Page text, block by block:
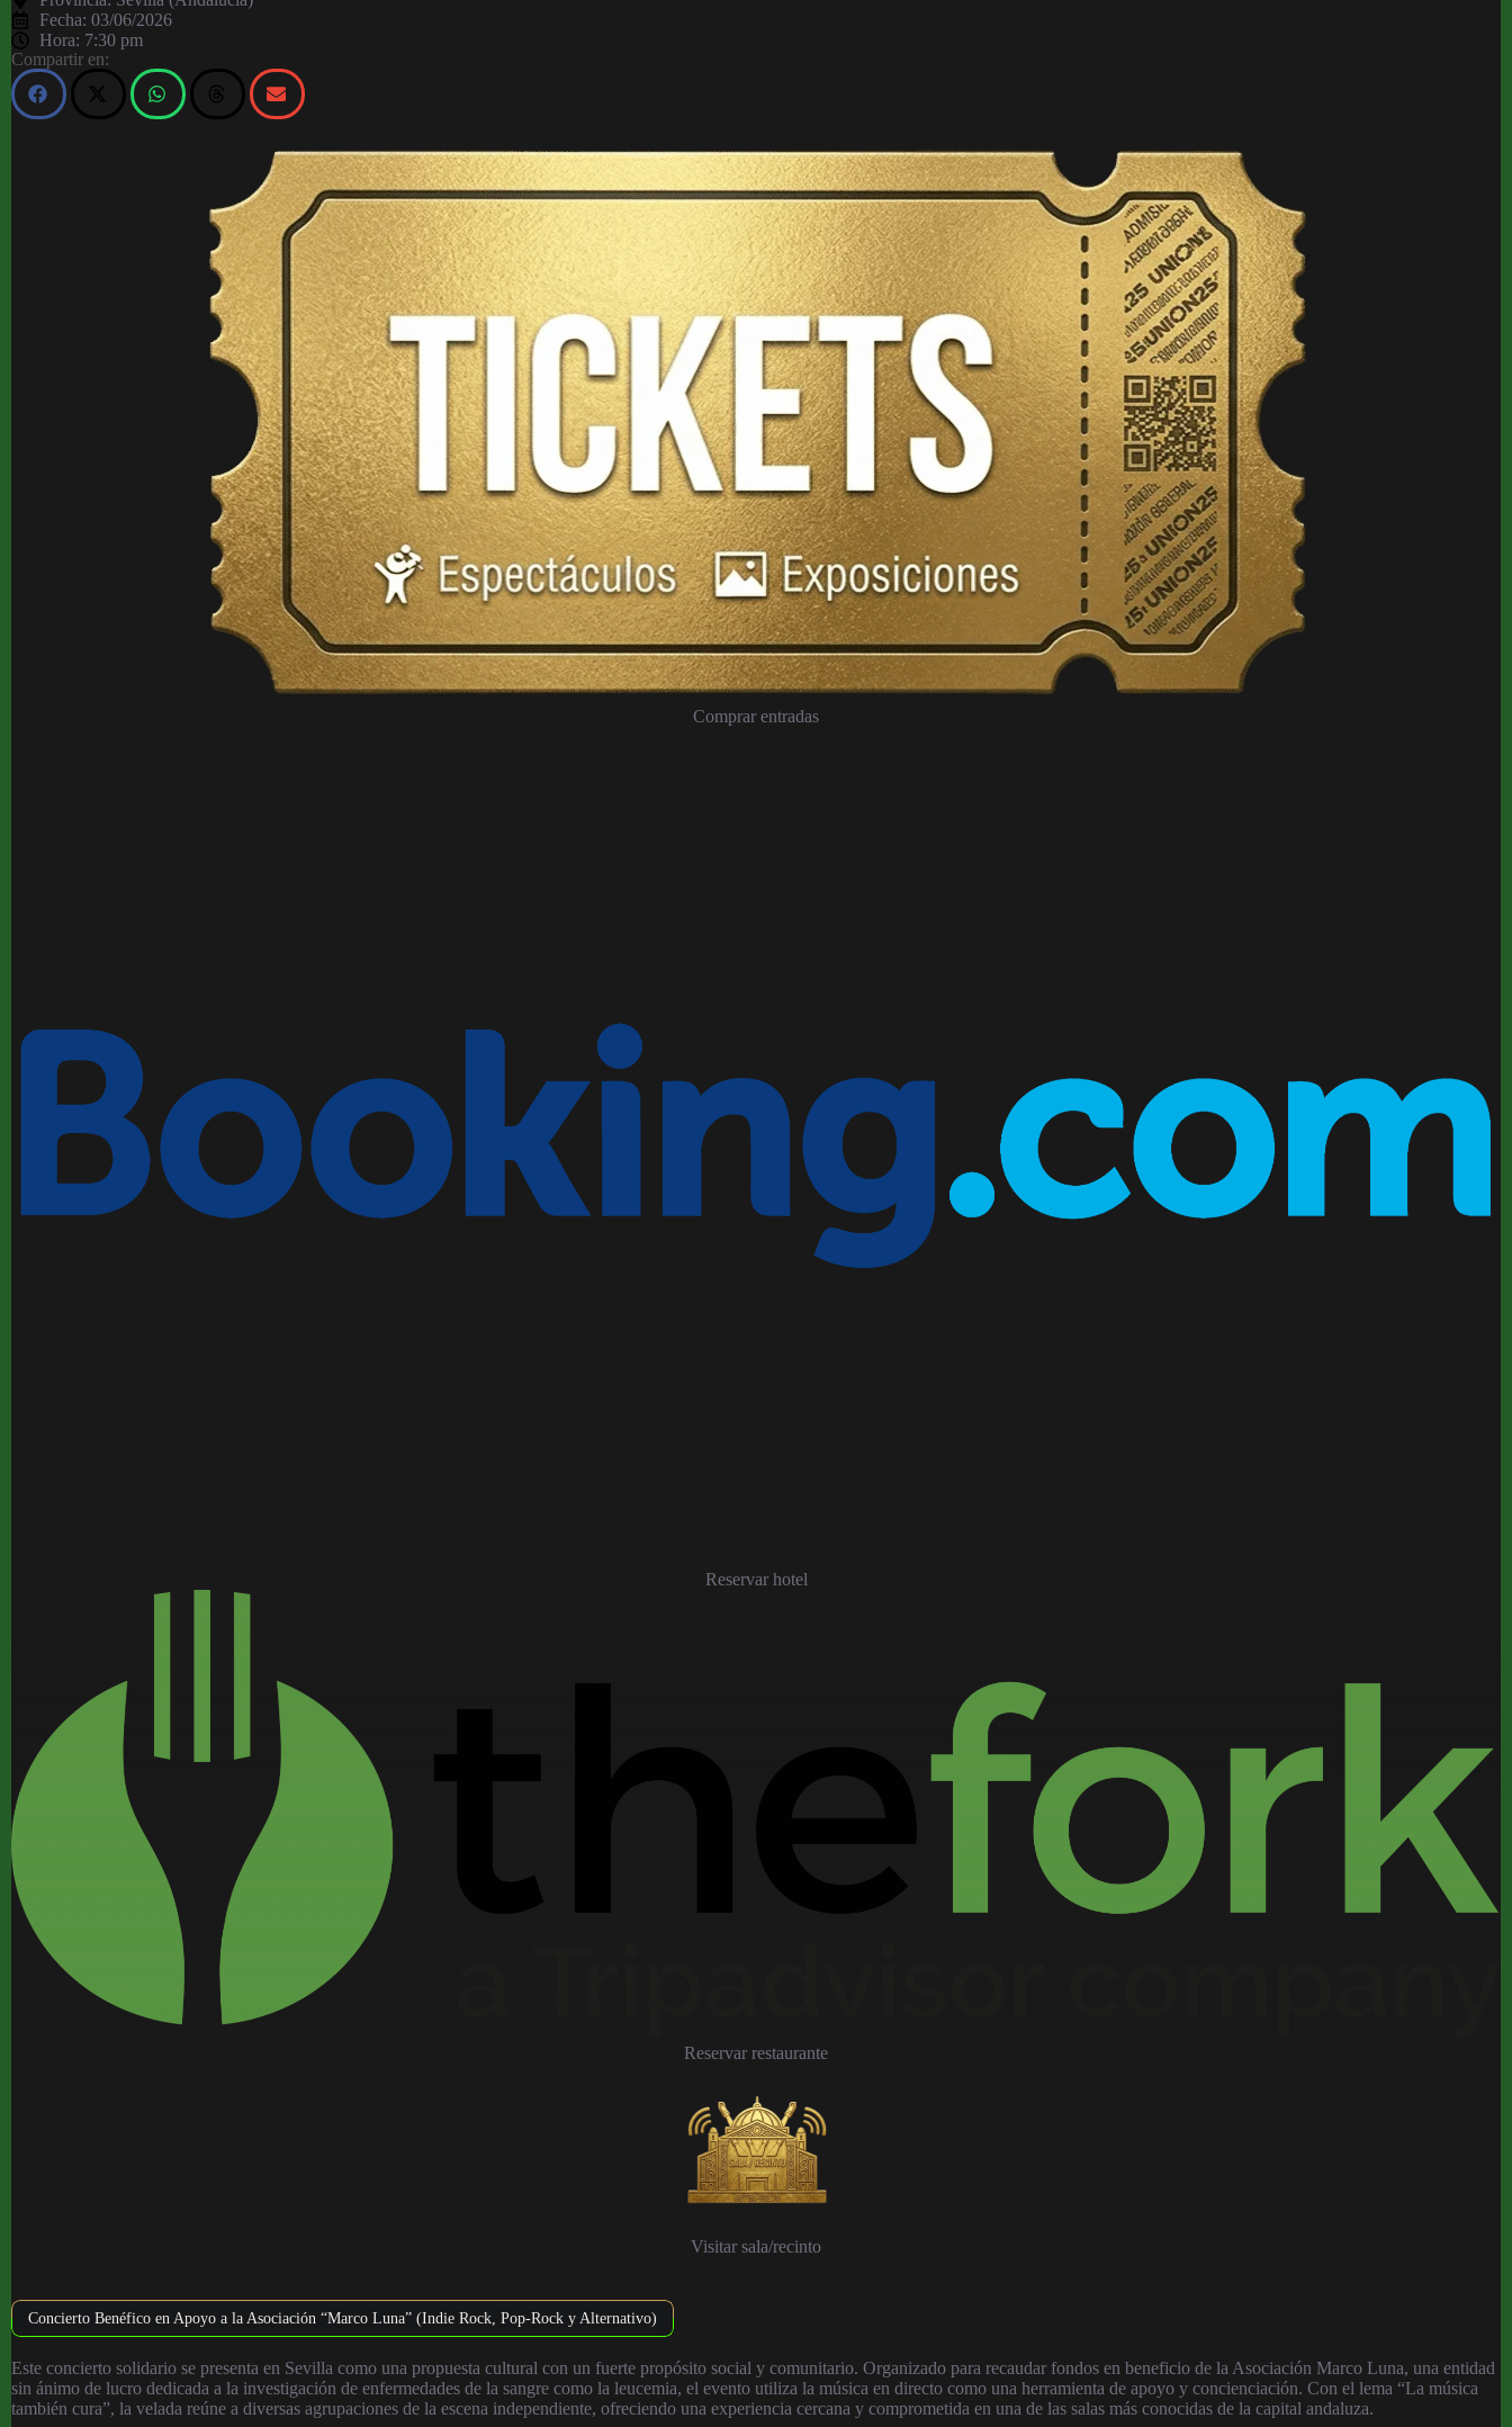
Fecha: 03/06/2026
Hora: 7:30 pm
Compartir en:
Comprar entradas
Reservar hotel
Reservar restaurante
Visitar sala/recinto
Concierto Benéfico en Apoyo a la Asociación “Marco Luna” (Indie Rock, Pop-Rock y Alternativo)
Este concierto solidario se presenta en Sevilla como una propuesta cultural con un fuerte propósito social y comunitario. Organizado para recaudar fondos en beneficio de la Asociación Marco Luna, una entidad
sin ánimo de lucro dedicada a la investigación de enfermedades de la sangre como la leucemia, el evento utiliza la música en directo como una herramienta de apoyo y concienciación. Con el lema “La música
también cura”, la velada reúne a diversas agrupaciones de la escena independiente, ofreciendo una experiencia cercana y comprometida en una de las salas más conocidas de la capital andaluza.